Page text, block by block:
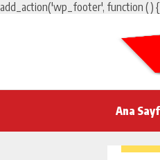
add_action('wp_footer', function () {
Ana